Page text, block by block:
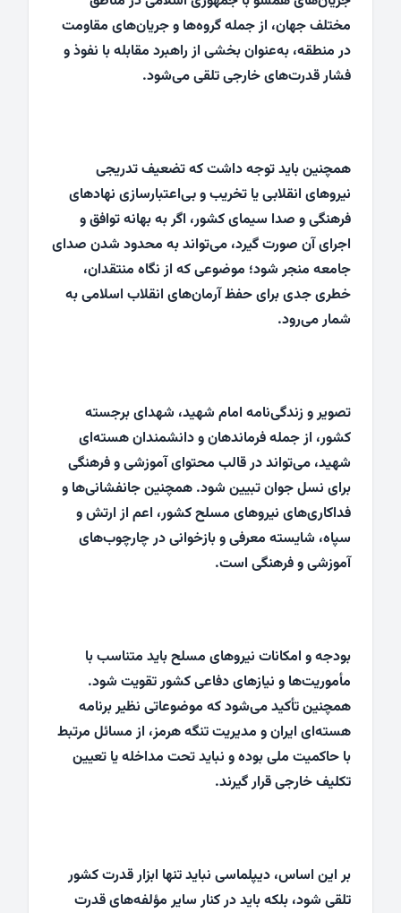
مختلف جهان، از جمله گروه‌ها و جریان‌های مقاومت
در منطقه، به‌عنوان بخشی از راهبرد مقابله با نفوذ و
فشار قدرت‌های خارجی تلقی می‌شود.
همچنین باید توجه داشت که تضعیف تدریجی
نیروهای انقلابی یا تخریب و بی‌اعتبارسازی نهادهای
فرهنگی و صدا سیمای کشور، اگر به بهانه توافق و
اجرای آن صورت گیرد، می‌تواند به محدود شدن صدای
جامعه منجر شود؛ موضوعی که از نگاه منتقدان،
خطری جدی برای حفظ آرمان‌های انقلاب اسلامی به
شمار می‌رود.
تصویر و زندگی‌نامه امام شهید، شهدای برجسته
کشور، از جمله فرماندهان و دانشمندان هسته‌ای
شهید، می‌تواند در قالب محتوای آموزشی و فرهنگی
برای نسل جوان تبیین شود. همچنین جانفشانی‌ها و
فداکاری‌های نیروهای مسلح کشور، اعم از ارتش و
سپاه، شایسته معرفی و بازخوانی در چارچوب‌های
آموزشی و فرهنگی است.
بودجه و امکانات نیروهای مسلح باید متناسب با
مأموریت‌ها و نیازهای دفاعی کشور تقویت شود.
همچنین تأکید می‌شود که موضوعاتی نظیر برنامه
هسته‌ای ایران و مدیریت تنگه هرمز، از مسائل مرتبط
با حاکمیت ملی بوده و نباید تحت مداخله یا تعیین
تکلیف خارجی قرار گیرند.
بر این اساس، دیپلماسی نباید تنها ابزار قدرت کشور
تلقی شود، بلکه باید در کنار سایر مؤلفه‌های قدرت